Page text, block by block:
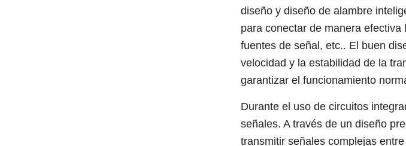
diseño y diseño de alambre
para conectar de manera
fuentes de señal, etc.. El buen
velocidad y la estabilidad de la
garantizar el funcionamiento
Durante el uso de circuitos
señales. A través de un diseño
transmitir señales complejas